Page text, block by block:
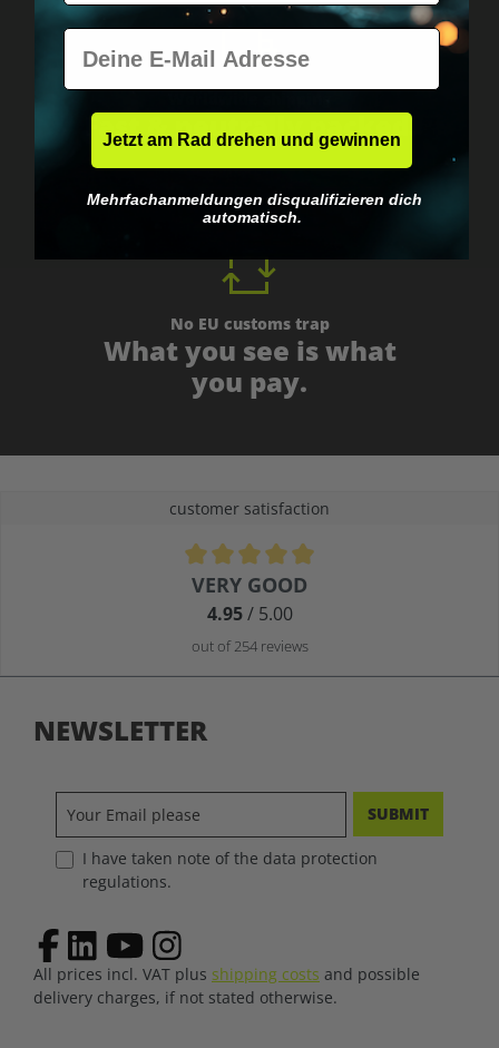
Fast & neutrally packed.
No EU customs trap
What you see is what
you pay.
customer satisfaction
Average rating of 4.9 out of 5 stars
VERY GOOD
4.95/ 5.00
out of 254 reviews
NEWSLETTER
SUBMIT
I have taken note of the data protection
regulations.
All prices incl. VAT plus shipping costs and possible
delivery charges, if not stated otherwise.
E-Mail
Jetzt am Rad drehen und gewinnen
Mehrfachanmeldungen disqualifizieren dich
automatisch.